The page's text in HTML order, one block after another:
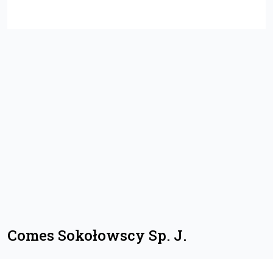
Comes Sokołowscy Sp. J.